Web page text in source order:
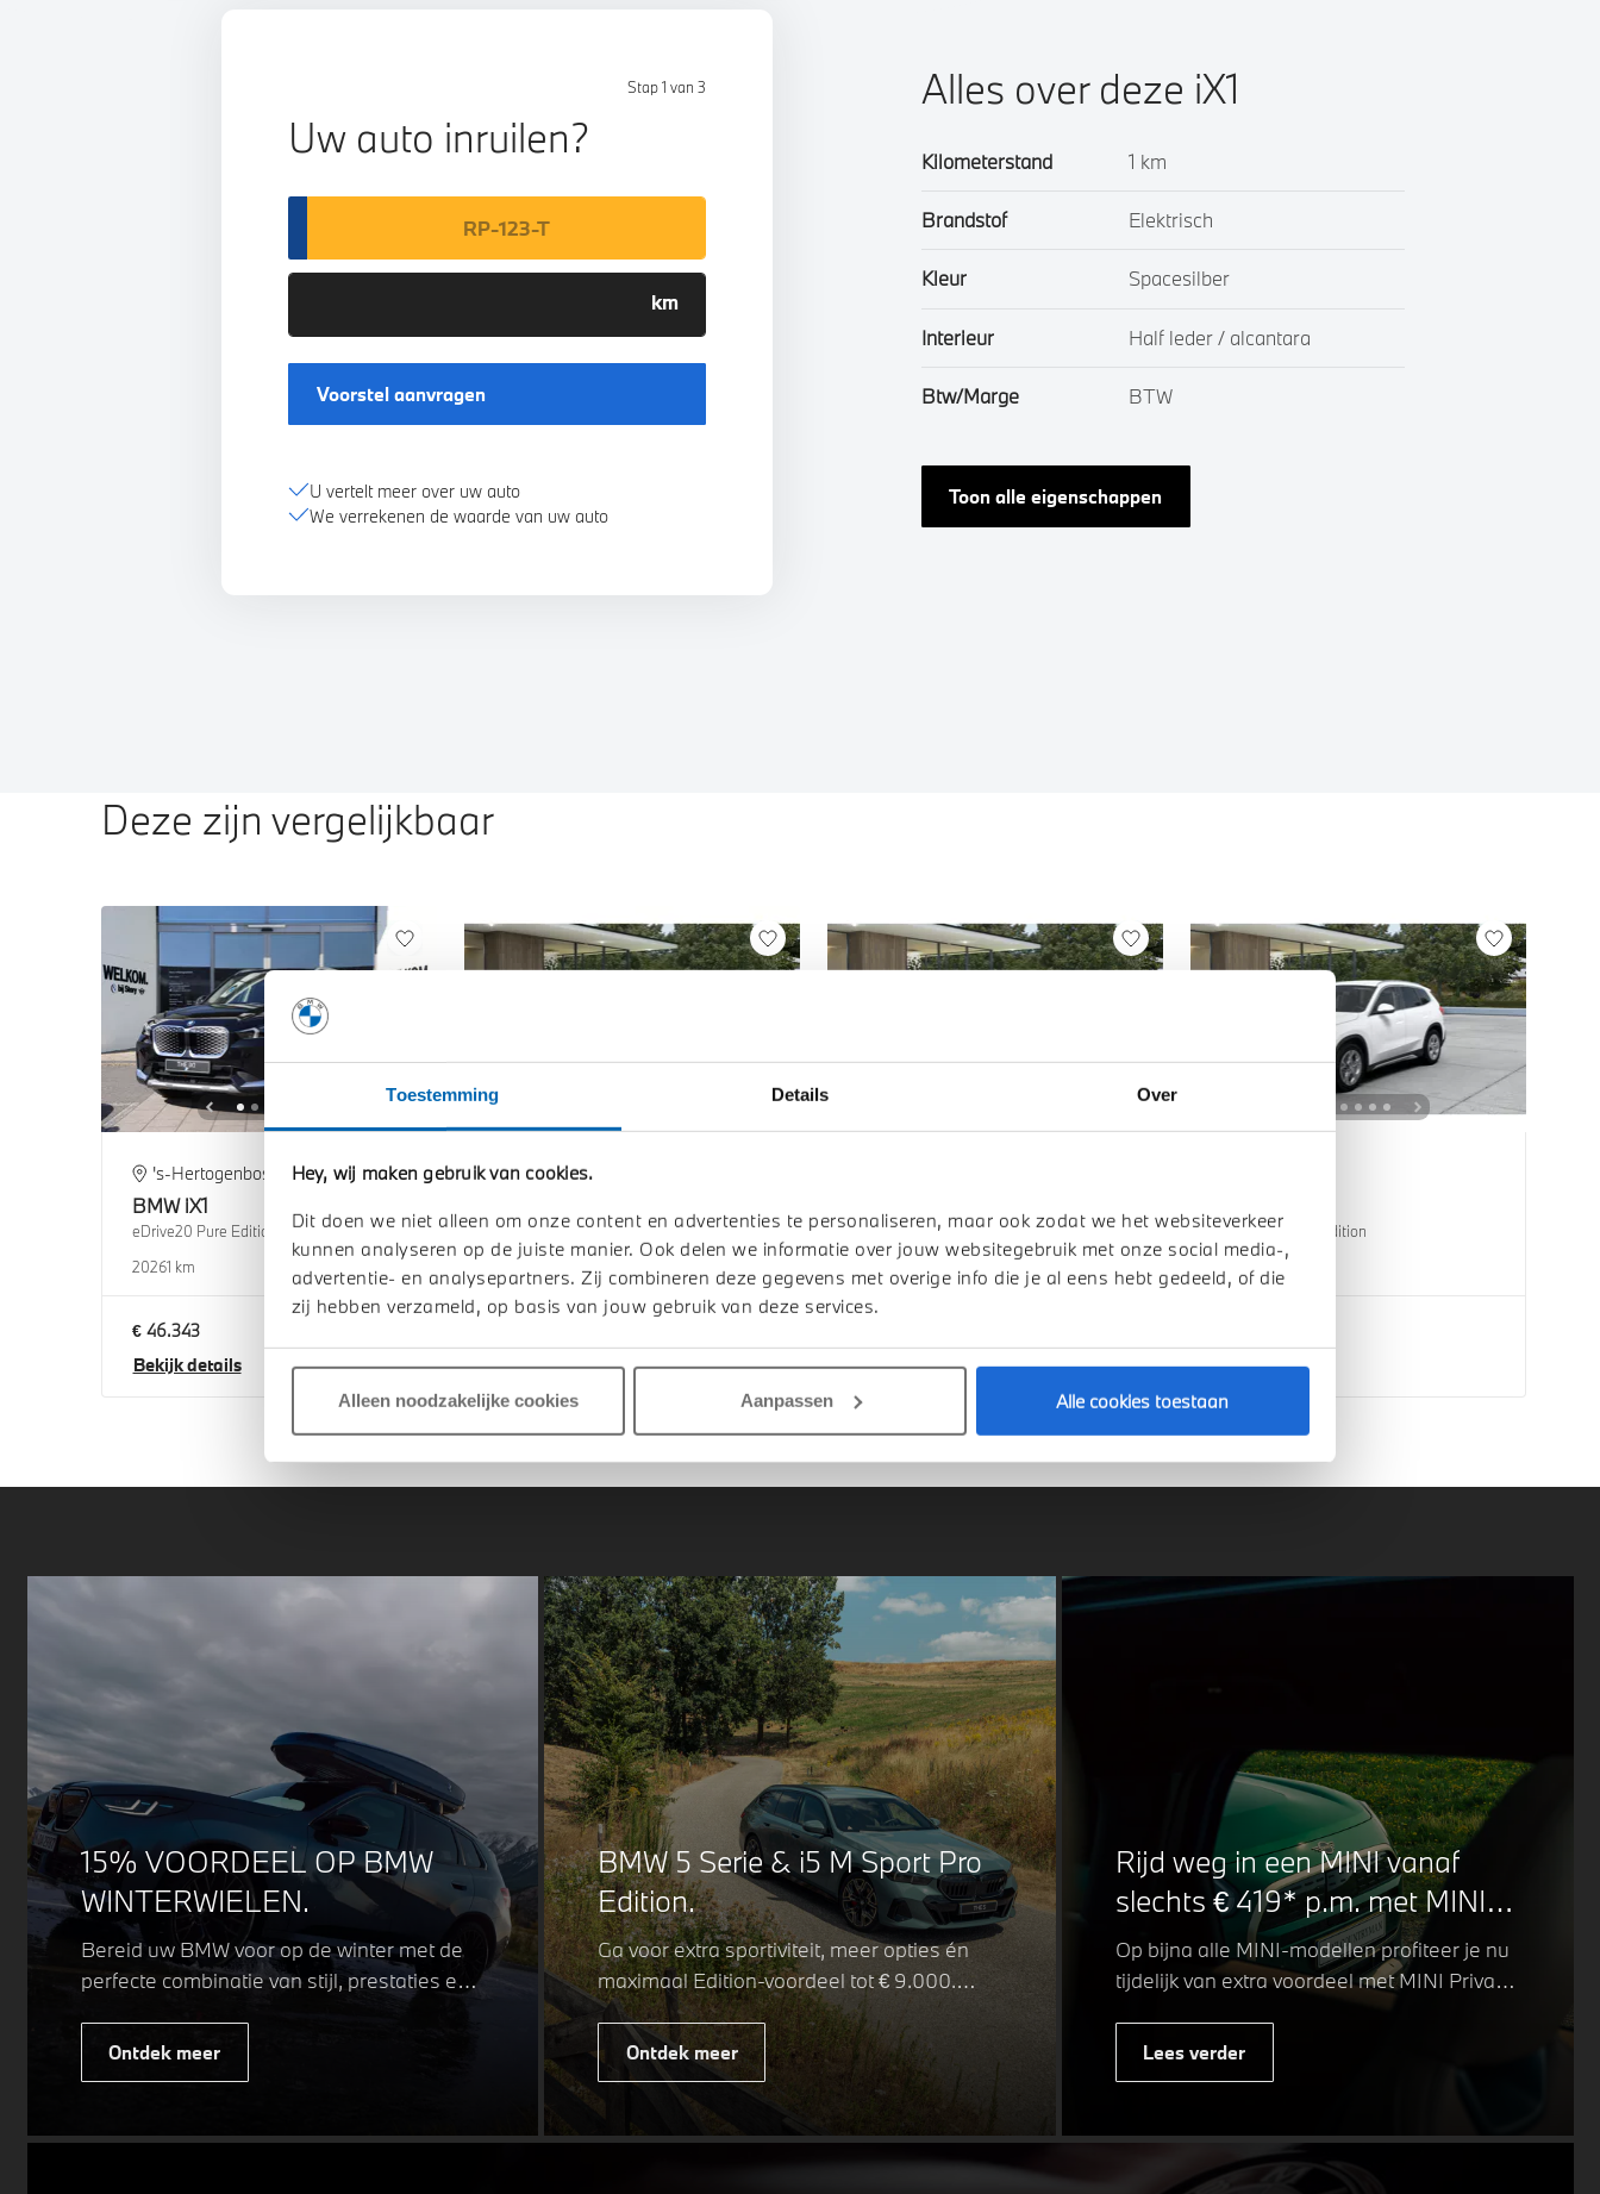
Toestemming Details Over
Hey, wij maken gebruik van cookies.
Dit doen we niet alleen om onze content en advertenties te personaliseren, maar ook zodat we het websiteverkeer
kunnen analyseren op de juiste manier. Ook delen we informatie over jouw websitegebruik met onze social media-,
advertentie- en analysepartners. Zij combineren deze gegevens met overige info die je al eens hebt gedeeld, of die
zij hebben verzameld, op basis van jouw gebruik van deze services.
Alleen noodzakelijke cookies Aanpassen Alle cookies toestaan
Stap 1 van 3
Uw auto inruilen?
Voorstel aanvragen
U vertelt meer over uw auto
We verrekenen de waarde van uw auto
Alles over deze iX1
Kilometerstand 1 km
Brandstof Elektrisch
Kleur Spacesilber
Interieur Half leder / alcantara
Btw/Marge BTW
Toon alle eigenschappen
Deze zijn vergelijkbaar
's-Hertogenbosch
BMW iX1
eDrive20 Pure Edition
20261 km
€ 46.343
Bekijk details
's-Hertogenbosch
eDrive20 Pure Edition
2026
Bekijk details
eDrive20 Pure Edition
1 km
Bekijk details
eDrive20 Pure Edition
2026 1 km
Bekijk details
15% VOORDEEL OP BMW
WINTERWIELEN.
Bereid uw BMW voor op de winter met de
perfecte combinatie van stijl, prestaties en
of elegante look, onze winterwielen zijn
uitdagende weersomstandigheden.
Ontdek meer
BMW 5 Serie & i5 M Sport Pro
Edition.
Ga voor extra sportiviteit, meer opties én
maximaal Edition-voordeel tot € 9.000.
Fiscaal leverbaar vanaf € 75.347. Met de
BMW 5 Serie & i5 M Sport Pro Edition kiest
u voor een rijk uitgeruste uitvoering waarin
juist de details het verschil maken. De
details die ervoor zorgen dat u nog één
keer omkijkt voordat u verder loopt.
Ontdek meer
Rijd weg in een MINI vanaf
slechts € 419* p.m. met MINI
Private Lease.
Op bijna alle MINI-modellen profiteer je nu
tijdelijk van extra voordeel met MINI Private
per maand, in plaats van € 449. Afhankelijk
Lees verder